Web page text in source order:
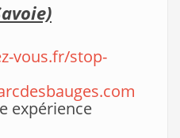
vous.fr/stop-
expérience